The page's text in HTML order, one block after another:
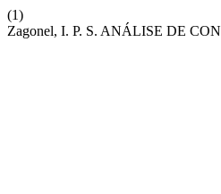
(1)
Zagonel, I. P. S. ANÁLISE DE